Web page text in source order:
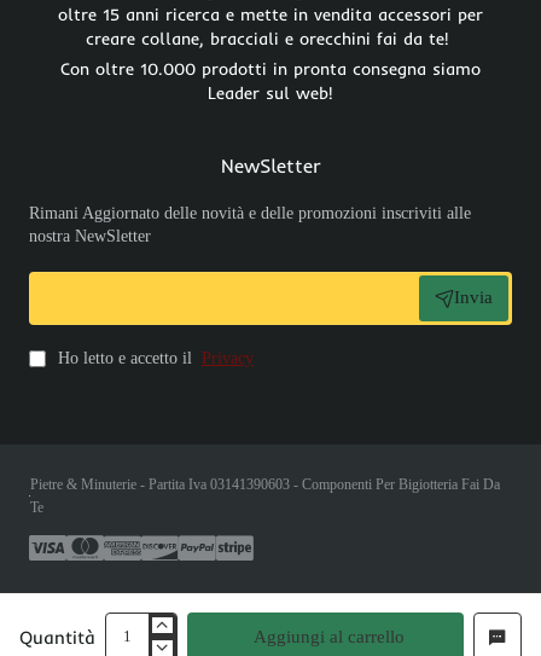
Quantità Aggiungi al carrello
oltre 15 anni ricerca e mette in vendita accessori per
creare collane, bracciali e orecchini fai da te!
Con oltre 10.000 prodotti in pronta consegna siamo
Leader sul web!
NewSletter
Rimani Aggiornato delle novità e delle promozioni inscriviti alle
nostra NewSletter
Invia
Ho letto e accetto il Privacy
Pietre & Minuterie - Partita Iva 03141390603 - Componenti Per Bigiotteria Fai Da
Te